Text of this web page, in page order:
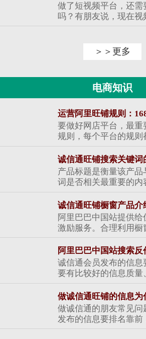
做了短视频平台，还需
吗？有朋友说，现在视
＞＞更多
电商知识
运营阿里旺铺规则：
要做好网店平台，最重
规则，每个平台的规则
诚信通旺铺搜索关键词
产品标题是衡量该产
词是否相关最重要的内
诚信通旺铺橱窗产品介
阿里巴巴中国站提供给
激励服务。合理利用橱
阿里巴巴中国站搜索反
诚信通会员发布的信息
要有比较好的信息质量
做诚信通旺铺的信息为
做诚信通的朋友常见问
发布的信息要排名靠前